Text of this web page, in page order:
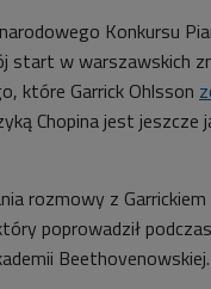
Konkursu
start w warszawskich
które Garrick Ohlsson
Chopina jest
rozmowy z
poprowadził
Beethovenowskiej.